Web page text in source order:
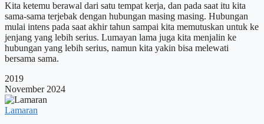
Kita ketemu berawal dari satu tempat kerja, dan pada saat itu kita
sama-sama terjebak dengan hubungan masing masing. Hubungan
mulai intens pada saat akhir tahun sampai kita memutuskan untuk ke
jenjang yang lebih serius. Lumayan lama juga kita menjalin ke
hubungan yang lebih serius, namun kita yakin bisa melewati
bersama sama.
2019
November 2024
Lamaran